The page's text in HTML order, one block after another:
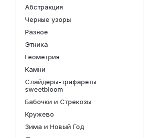
Абстракция
Черные узоры
Разное
Этника
Геометрия
Камни
Слайдеры-трафареты
sweetbloom
Бабочки и Стрекозы
Кружево
Зима и Новый Год